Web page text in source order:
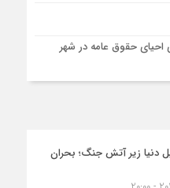
احیای حقوق عامه در شهر
دنیا زیر آتش جنگ؛ بحران